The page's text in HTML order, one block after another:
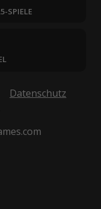
SPIELE
Datenschutz